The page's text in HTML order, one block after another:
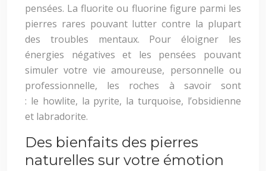
pensées. La fluorite ou fluorine figure parmi les
pierres rares pouvant lutter contre la plupart
des troubles mentaux. Pour éloigner les
énergies négatives et les pensées pouvant
simuler votre vie amoureuse, personnelle ou
professionnelle, les roches à savoir sont
: le howlite, la pyrite, la turquoise, l’obsidienne
et labradorite.
Des bienfaits des pierres
naturelles sur votre émotion